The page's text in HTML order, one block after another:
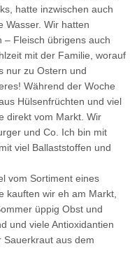
hatte inzwischen auch
Wasser. Wir hatten
– Fleisch übrigens auch
mit der Familie, worauf
nur zu Ostern und
Während der Woche
Hülsenfrüchten und viel
direkt vom Markt. Wir
und Co. Ich bin mit
viel Ballaststoffen und
vom Sortiment eines
kauften wir eh am Markt,
üppig Obst und
und viele Antioxidantien
Sauerkraut aus dem